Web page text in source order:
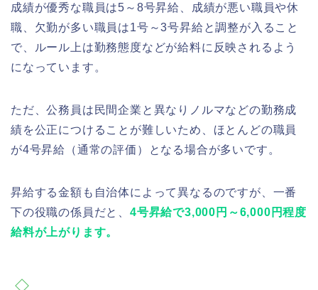
成績が優秀な職員は5～8号昇給、成績が悪い職員や休
職、欠勤が多い職員は1号～3号昇給と調整が入ること
で、ルール上は勤務態度などが給料に反映されるよう
になっています。
ただ、公務員は民間企業と異なりノルマなどの勤務成
績を公正につけることが難しいため、ほとんどの職員
が4号昇給（通常の評価）となる場合が多いです。
昇給する金額も自治体によって異なるのですが、一番
下の役職の係員だと、 4号昇給で3,000円～6,000円程度
給料が上がります。